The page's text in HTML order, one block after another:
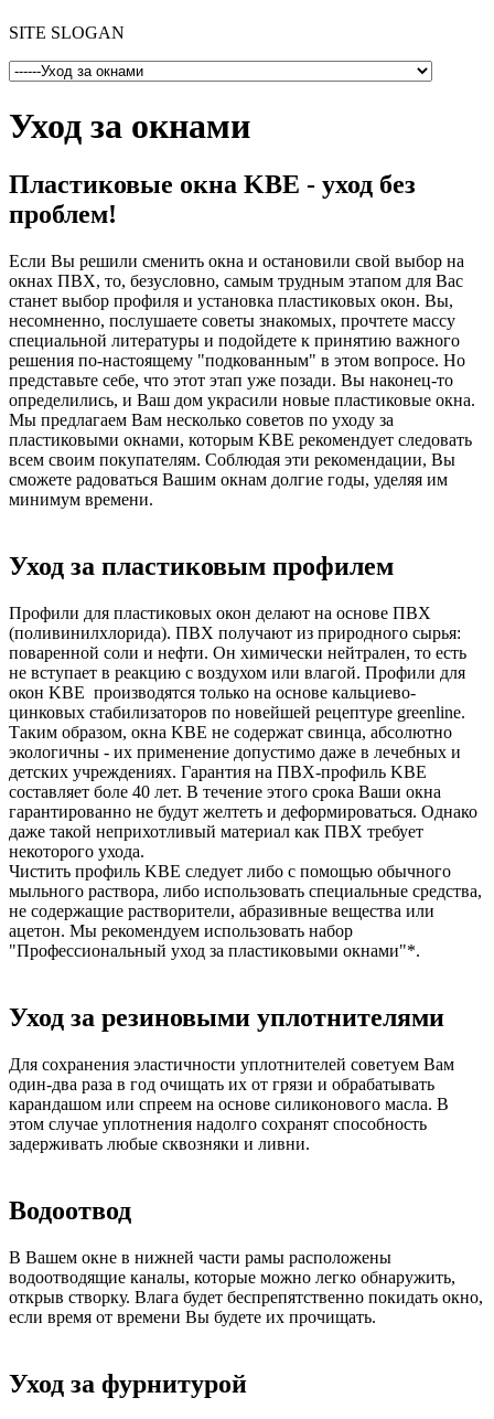
SITE SLOGAN
Уход за окнами
Пластиковые окна KBE - уход без
проблем!
Если Вы решили сменить окна и остановили свой выбор на
окнах ПВХ, то, безусловно, самым трудным этапом для Вас
станет выбор профиля и установка пластиковых окон. Вы,
несомненно, послушаете советы знакомых, прочтете массу
специальной литературы и подойдете к принятию важного
решения по-настоящему "подкованным" в этом вопросе. Но
представьте себе, что этот этап уже позади. Вы наконец-то
определились, и Ваш дом украсили новые пластиковые окна.
Мы предлагаем Вам несколько советов по уходу за
пластиковыми окнами, которым KBE рекомендует следовать
всем своим покупателям. Соблюдая эти рекомендации, Вы
сможете радоваться Вашим окнам долгие годы, уделяя им
минимум времени.
Уход за пластиковым профилем
Профили для пластиковых окон делают на основе ПВХ
(поливинилхлорида). ПВХ получают из природного сырья:
поваренной соли и нефти. Он химически нейтрален, то есть
не вступает в реакцию с воздухом или влагой. Профили для
окон KBE производятся только на основе кальциево-
цинковых стабилизаторов по новейшей рецептуре greenline.
Таким образом, окна KBE не содержат свинца, абсолютно
экологичны - их применение допустимо даже в лечебных и
детских учреждениях. Гарантия на ПВХ-профиль KBE
составляет боле 40 лет. В течение этого срока Ваши окна
гарантированно не будут желтеть и деформироваться. Однако
даже такой неприхотливый материал как ПВХ требует
некоторого ухода.
Чистить профиль KBE следует либо с помощью обычного
мыльного раствора, либо использовать специальные средства,
не содержащие растворители, абразивные вещества или
ацетон. Мы рекомендуем использовать набор
"Профессиональный уход за пластиковыми окнами"*.
Уход за резиновыми уплотнителями
Для сохранения эластичности уплотнителей советуем Вам
один-два раза в год очищать их от грязи и обрабатывать
карандашом или спреем на основе силиконового масла. В
этом случае уплотнения надолго сохранят способность
задерживать любые сквозняки и ливни.
Водоотвод
В Вашем окне в нижней части рамы расположены
водоотводящие каналы, которые можно легко обнаружить,
открыв створку. Влага будет беспрепятственно покидать окно,
если время от времени Вы будете их прочищать.
Уход за фурнитурой